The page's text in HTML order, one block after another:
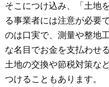
そこにつけ込み、「土地
る事業者には注意が必要
のは口実で、測量や整地
な名目でお金を支払わせ
土地の交換や節税対策な
つけることもあります。